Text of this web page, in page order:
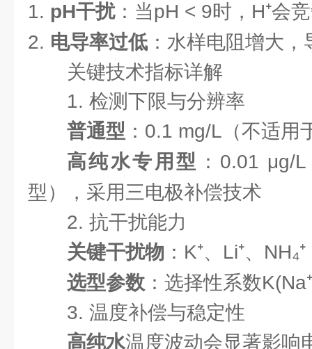
1. pH干扰：当pH < 9时，H⁺会
2. 电导率过低 ：水样电阻增大
关键技术指标详解
1. 检测下限与分辨率
普通型 ：0.1 mg/L（不适用
高纯水专用型 ：0.01 μg/
型），采用三电极补偿技术
2. 抗干扰能力
关键干扰物 ：K⁺、Li⁺、NH₄⁺
选型参数 ：选择性系数
3. 温度补偿与稳定性
高纯水温度波动会显著影响